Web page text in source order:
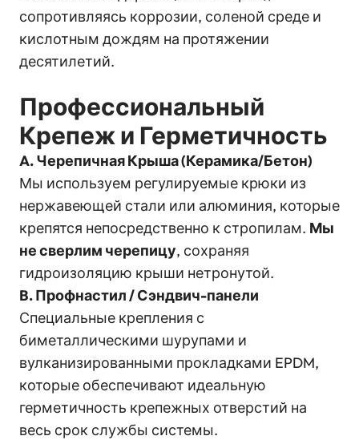
сопротивляясь коррозии, соленой среде и
кислотным дождям на протяжении
десятилетий.
Профессиональный
Крепеж и Герметичность
A. Черепичная Крыша (Керамика/Бетон)
Мы используем регулируемые крюки из
нержавеющей стали или алюминия, которые
крепятся непосредственно к стропилам. Мы
не сверлим черепицу, сохраняя
гидроизоляцию крыши нетронутой.
B. Профнастил / Сэндвич-панели
Специальные крепления с
биметаллическими шурупами и
вулканизированными прокладками EPDM,
которые обеспечивают идеальную
герметичность крепежных отверстий на
весь срок службы системы.